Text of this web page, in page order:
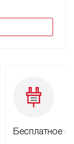
Бесплатное